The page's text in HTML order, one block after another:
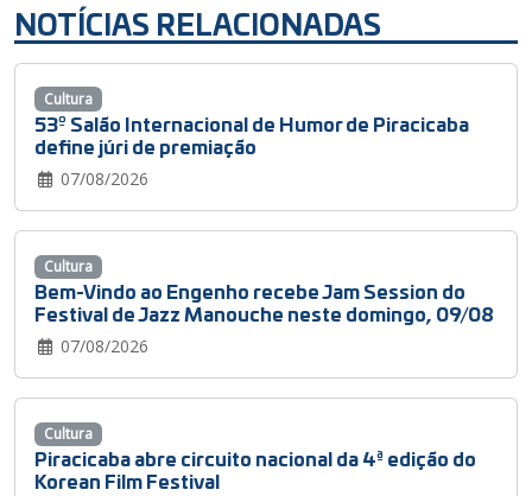
NOTÍCIAS RELACIONADAS
53º Salão Internacional de Humor de Piracicaba
define júri de premiação
07/08/2026
Cultura
Bem-Vindo ao Engenho recebe Jam Session do
Festival de Jazz Manouche neste domingo, 09/08
07/08/2026
Cultura
Piracicaba abre circuito nacional da 4ª edição do
Korean Film Festival
Cultura